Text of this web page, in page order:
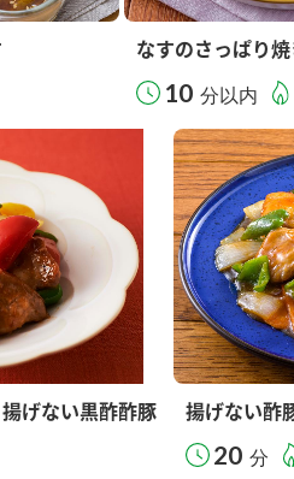
なすのさっぱり
10 分以内
揚げない黒酢酢豚 揚げない酢
20 分